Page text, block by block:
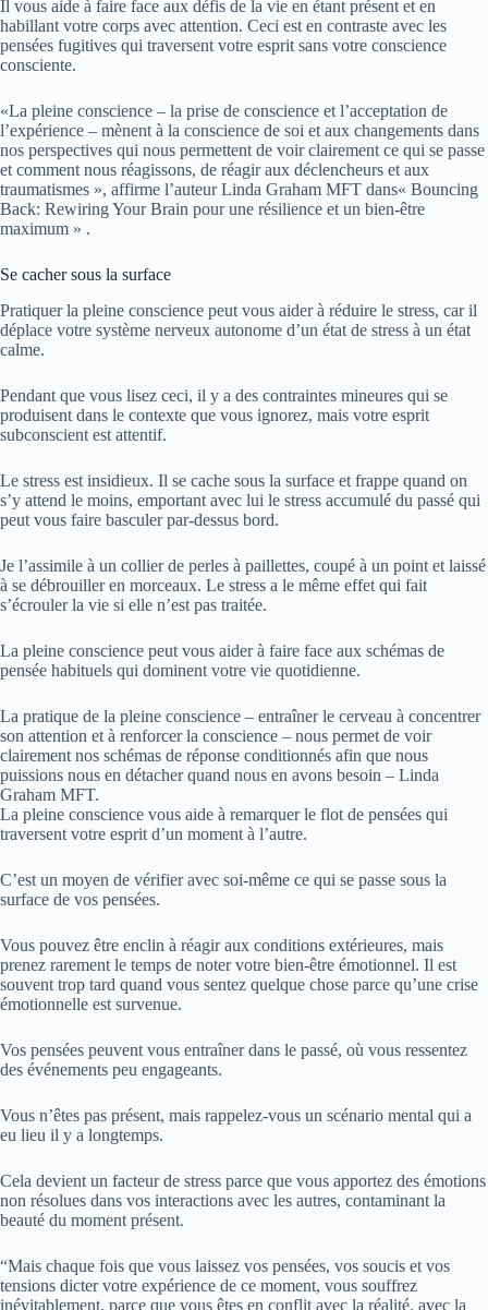
Il vous aide à faire face aux défis de la vie en étant présent et en
habillant votre corps avec attention. Ceci est en contraste avec les
pensées fugitives qui traversent votre esprit sans votre conscience
consciente.
«La pleine conscience – la prise de conscience et l’acceptation de
l’expérience – mènent à la conscience de soi et aux changements dans
nos perspectives qui nous permettent de voir clairement ce qui se passe
et comment nous réagissons, de réagir aux déclencheurs et aux
traumatismes », affirme l’auteur Linda Graham MFT dans« Bouncing
Back: Rewiring Your Brain pour une résilience et un bien-être
maximum » .
Se cacher sous la surface
Pratiquer la pleine conscience peut vous aider à réduire le stress, car il
déplace votre système nerveux autonome d’un état de stress à un état
calme.
Pendant que vous lisez ceci, il y a des contraintes mineures qui se
produisent dans le contexte que vous ignorez, mais votre esprit
subconscient est attentif.
Le stress est insidieux. Il se cache sous la surface et frappe quand on
s’y attend le moins, emportant avec lui le stress accumulé du passé qui
peut vous faire basculer par-dessus bord.
Je l’assimile à un collier de perles à paillettes, coupé à un point et laissé
à se débrouiller en morceaux. Le stress a le même effet qui fait
s’écrouler la vie si elle n’est pas traitée.
La pleine conscience peut vous aider à faire face aux schémas de
pensée habituels qui dominent votre vie quotidienne.
La pratique de la pleine conscience – entraîner le cerveau à concentrer
son attention et à renforcer la conscience – nous permet de voir
clairement nos schémas de réponse conditionnés afin que nous
puissions nous en détacher quand nous en avons besoin – Linda
Graham MFT.
La pleine conscience vous aide à remarquer le flot de pensées qui
traversent votre esprit d’un moment à l’autre.
C’est un moyen de vérifier avec soi-même ce qui se passe sous la
surface de vos pensées.
Vous pouvez être enclin à réagir aux conditions extérieures, mais
prenez rarement le temps de noter votre bien-être émotionnel. Il est
souvent trop tard quand vous sentez quelque chose parce qu’une crise
émotionnelle est survenue.
Vos pensées peuvent vous entraîner dans le passé, où vous ressentez
des événements peu engageants.
Vous n’êtes pas présent, mais rappelez-vous un scénario mental qui a
eu lieu il y a longtemps.
Cela devient un facteur de stress parce que vous apportez des émotions
non résolues dans vos interactions avec les autres, contaminant la
beauté du moment présent.
“Mais chaque fois que vous laissez vos pensées, vos soucis et vos
tensions dicter votre expérience de ce moment, vous souffrez
inévitablement, parce que vous êtes en conflit avec la réalité, avec la